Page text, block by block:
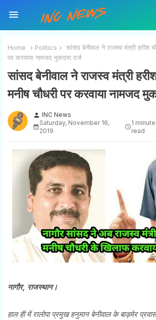
Home Politics
सांसद बेनीवाल ने राजस्व मंत्री हरीश
पर करवाया नामजद मुकदमा दर्ज
सांसद बेनीवाल ने राजस्व मंत्री
मनीष चौधरी पर करवाया नामजद
person INC News
Saturday, November 16,
2019
1 minute
read
नागौर, राजस्थान।
हाल ही में रालोपा प्रमुख हनुमान बेनीवाल के बाड़मेर